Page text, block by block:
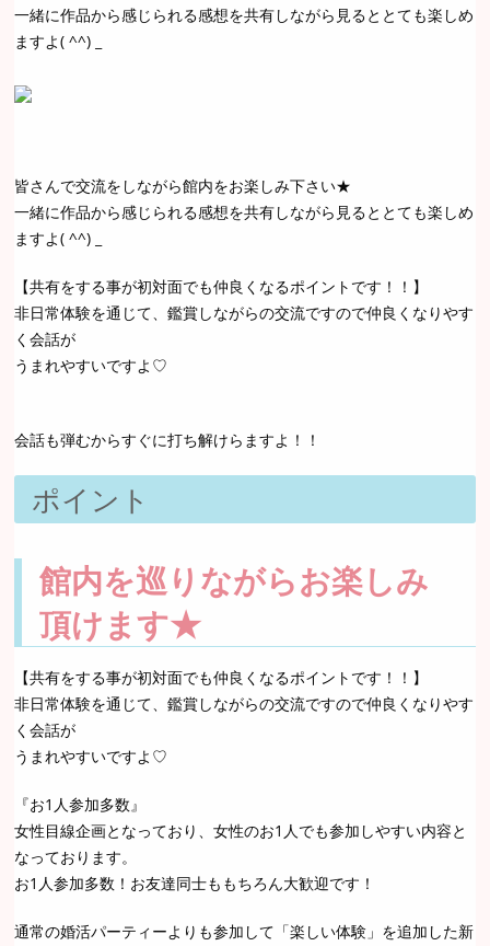
一緒に作品から感じられる感想を共有しながら見るととても楽しめ
ますよ( ^^) _
皆さんで交流をしながら館内をお楽しみ下さい★
一緒に作品から感じられる感想を共有しながら見るととても楽しめ
ますよ( ^^) _
【共有をする事が初対面でも仲良くなるポイントです！！】
非日常体験を通じて、鑑賞しながらの交流ですので仲良くなりやす
く会話が
うまれやすいですよ♡
会話も弾むからすぐに打ち解けらますよ！！
ポイント
館内を巡りながらお楽しみ
頂けます★
【共有をする事が初対面でも仲良くなるポイントです！！】
非日常体験を通じて、鑑賞しながらの交流ですので仲良くなりやす
く会話が
うまれやすいですよ♡
『お1人参加多数』
女性目線企画となっており、女性のお1人でも参加しやすい内容と
なっております。
お1人参加多数！お友達同士ももちろん大歓迎です！
通常の婚活パーティーよりも参加して「楽しい体験」を追加した新